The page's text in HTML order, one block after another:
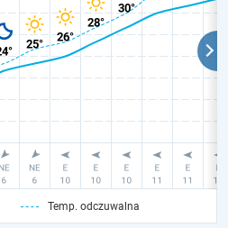
Temp. odczuwalna